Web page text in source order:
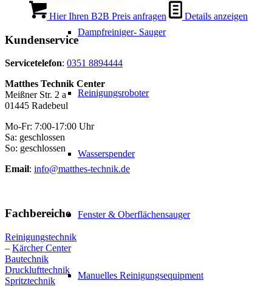
Dampfreiniger- Sauger
Reinigungsroboter
Wasserspender
Fenster & Oberflächensauger
Manuelles Reinigungsequipment
Hier Ihren B2B Preis anfragen Details anzeigen
Kundenservice
Servicetelefon: 0351 8894444
Matthes Technik Center
Meißner Str. 2 a
01445 Radebeul
Mo-Fr: 7:00-17:00 Uhr
Sa: geschlossen
So: geschlossen
Email: info@matthes-technik.de
Fachbereiche
Reinigungstechnik
– Kärcher Center
Bautechnik
Drucklufttechnik
Spritztechnik